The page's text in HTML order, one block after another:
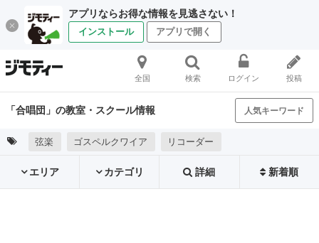
アプリならお得な情報を見逃さない！
インストール アプリで開く
全国 検索 ログイン 投稿
「合唱団」の教室・スクール情報 人気キーワード
弦楽 ゴスペルクワイア リコーダー
エリア カテゴリ 詳細 新着順